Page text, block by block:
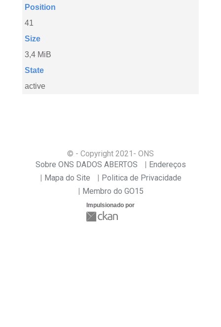
Position
41
Size
3,4 MiB
State
active
© - Copyright 2021 - ONS
Sobre ONS DADOS ABERTOS
Endereços
Mapa do Site
Politica de Privacidade
Membro do GO15
Impulsionado por